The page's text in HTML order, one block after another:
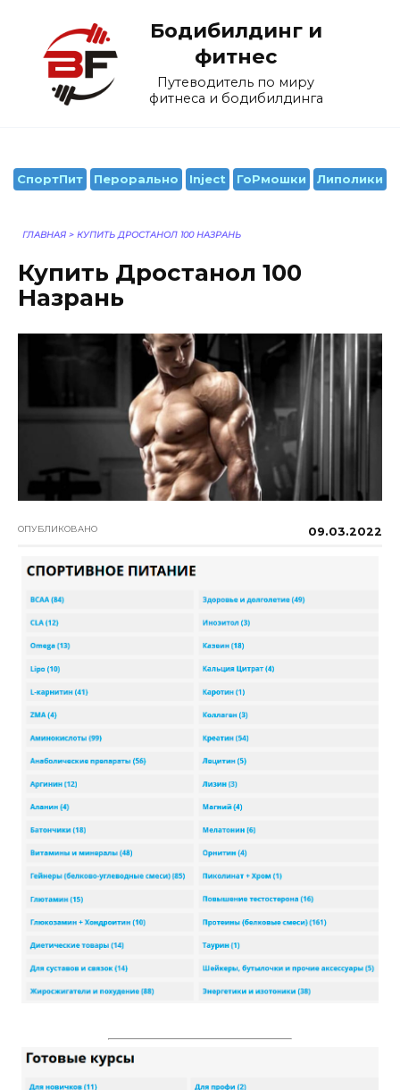
содержанию
Бодибилдинг и
фитнес
Путеводитель по миру
фитнеса и бодибилдинга
СпортПит Перорально Inject ГоРмошки Липолики
ГЛАВНАЯ > КУПИТЬ ДРОСТАНОЛ 100 НАЗРАНЬ
Купить Дростанол 100
Назрань
ОПУБЛИКОВАНО 09.03.2022